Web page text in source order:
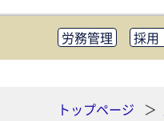
労務管理 採用
知財管理
リス
トップページ